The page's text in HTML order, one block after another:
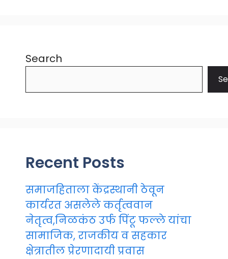
Search
Recent Posts
समाजहिताला केंद्रस्थानी ठेवून
कार्यरत असलेले कर्तृत्ववान
नेतृत्व,निळकंठ उर्फ पिंटू फल्ले यांचा
सामाजिक, राजकीय व सहकार
क्षेत्रातील प्रेरणादायी प्रवास